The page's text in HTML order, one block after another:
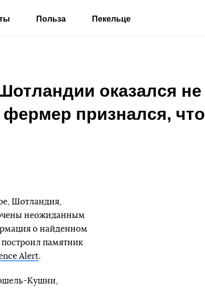
Польза Пекельце
оказался не
признался, что
Шотландия,
неожиданным
о найденном
памятник
Alert.
Кушни,